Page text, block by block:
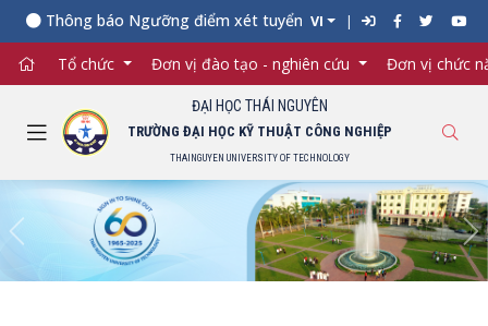
Thông báo Ngưỡng điểm xét tuyển đối với từng ngành đào
VI
Tổ chức Đơn vị đào tạo - nghiên cứu Đơn vị chức
ĐẠI HỌC THÁI NGUYÊN
TRƯỜNG ĐẠI HỌC KỸ THUẬT CÔNG NGHIỆP
THAINGUYEN UNIVERSITY OF TECHNOLOGY
Previous